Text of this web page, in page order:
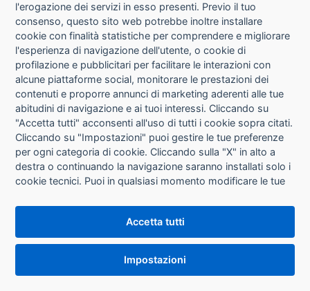
Info
DYMO - 27935
Nastro Letratag 912000 - 12 mm x 4 mt -carta -
bianco - Dymo
Disponibilità: 655
Info
Nastro Letratag 912010 - 12 mm x 4 mt - plastica -
l'erogazione dei servizi in esso presenti. Previo il tuo
consenso, questo sito web potrebbe inoltre installare
cookie con finalità statistiche per comprendere e migliorare
l'esperienza di navigazione dell'utente, o cookie di
profilazione e pubblicitari per facilitare le interazioni con
alcune piattaforme social, monitorare le prestazioni dei
contenuti e proporre annunci di marketing aderenti alle tue
abitudini di navigazione e ai tuoi interessi. Cliccando su
"Accetta tutti" acconsenti all'uso di tutti i cookie sopra citati.
Cliccando su "Impostazioni" puoi gestire le tue preferenze
per ogni categoria di cookie. Cliccando sulla "X" in alto a
destra o continuando la navigazione saranno installati solo i
cookie tecnici. Puoi in qualsiasi momento modificare le tue
che si trova in fondo alle pagine del sito. Per maggiori
informazioni consulta la nostraInformativa sui cookie
Accetta tutti
Impostazioni